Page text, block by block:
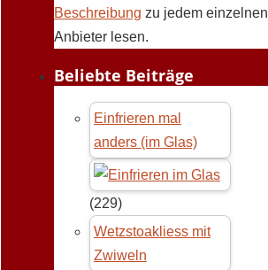
Beschreibung zu jedem einzelnen
Anbieter lesen.
Beliebte Beiträge
Einfrieren mal
anders (im Glas)
(229)
Wetzstoakliess mit
Zwiweln